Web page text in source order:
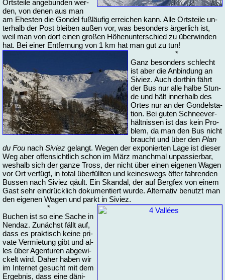
Orts­tei­le an­ge­bun­den wer­
den, von de­nen aus man
am Ehes­ten die Gon­del fuß­läu­fig er­rei­chen kann. Al­le Orts­tei­le un­
ter­halb der Post blei­ben au­ßen vor, was be­son­ders är­ger­lich ist,
weil man von dort ei­nen gro­ßen Hö­hen­un­ter­schied zu über­win­den
hat. Bei ei­ner Ent­fer­nung von 1 km hat man gut zu tun!
*
Ganz be­son­ders schlecht
ist aber die An­bin­dung an
Si­viez. Auch dort­hin fährt
der Bus nur al­le hal­be Stun­
de und hält in­ner­halb des
Or­tes nur an der Gon­del­sta­
ti­on. Bei gu­ten Schnee­ver­
hält­nis­sen ist das kein Pro­
blem, da man den Bus nicht
braucht und über den Plan
du Fou nach Si­viez ge­langt. We­gen der ex­po­nier­ten La­ge ist die­ser
Weg aber of­fen­sicht­lich schon im März manch­mal un­pas­sier­bar,
wes­halb sich der gan­ze Tross, der nicht über ei­nen ei­ge­nen Wa­gen
vor Ort ver­fügt, in to­tal über­füll­ten und kei­nes­wegs öf­ter fah­ren­den
Bus­sen nach Si­viez qäult. Ein Skan­dal, der auf Berg­fex von ei­nem
Gast sehr ein­drück­lich do­ku­men­tiert wur­de. Al­ter­na­tiv be­nutzt man
den ei­ge­nen Wa­gen und parkt in Si­viez.
*
Bu­chen ist so ei­ne Sa­che in
Nen­daz. Zu­nächst fällt auf,
dass es prak­tisch kei­ne pri­
va­te Ver­mie­tung gibt und al­
les über Agen­tu­ren ab­ge­wi­
ckelt wird. Da­her ha­ben wir
im In­ter­net ge­sucht mit dem
Er­geb­nis, dass ei­ne dä­ni­